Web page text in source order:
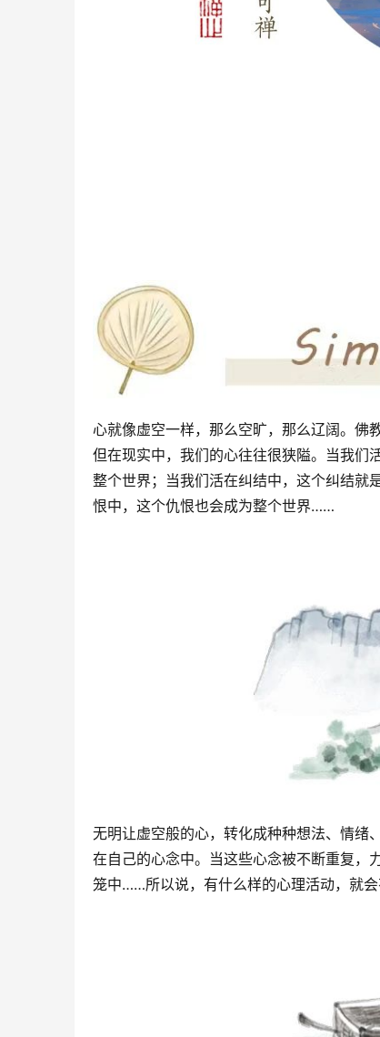
心就像虚空一样，那么空旷，那么辽阔。佛
但在现实中，我们的心往往很狭隘。当我们
整个世界；当我们活在纠结中，这个纠结就
恨中，这个仇恨也会成为整个世界……
无明让虚空般的心，转化成种种想法、情绪
在自己的心念中。当这些心念被不断重复，
笼中……所以说，有什么样的心理活动，就会